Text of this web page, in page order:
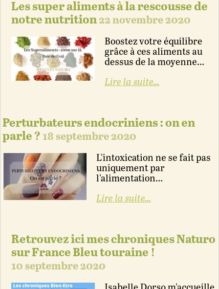
Les super aliments à la rescousse de
notre nutrition 22 novembre 2020
Boostez votre équilibre
grâce à ces aliments au
dessus de la moyenne...
Lire la suite...
Perturbateurs endocriniens : on en
parle ? 18 septembre 2020
L'intoxication ne se fait pas
uniquement par
l'alimentation...
Lire la suite...
Retrouvez ici mes chroniques Naturo
sur France Bleu touraine !
10 septembre 2020